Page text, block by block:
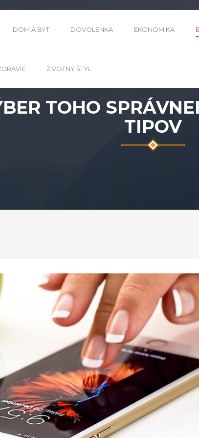
DOM A BYT DOVOLENKA EKONOMIKA
ŽIVOTNÝ ŠTÝL
TOHO
TIPOV